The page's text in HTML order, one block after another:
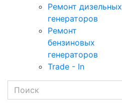
Ремонт дизельных
генераторов
Ремонт
бензиновых
генераторов
Trade - In